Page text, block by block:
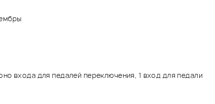
входа для педалей переключения, 1 вход для педали